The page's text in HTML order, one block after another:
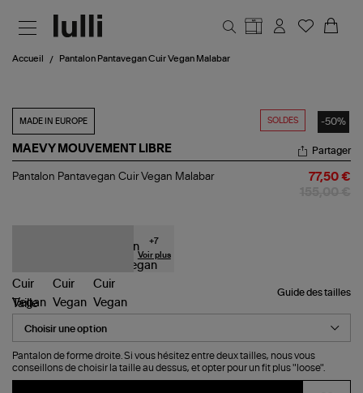
Accueil Pantalon Pantavegan Cuir Vegan Malabar
SOLDES -50%
MADE IN EUROPE
MAEVY MOUVEMENT LIBRE
Pantalon
Partager
Pantalon Pantavegan Cuir Vegan Malabar 77,50 €
+7
Voir plus
Guide des tailles
Taille
Pantalon de forme droite. Si vous hésitez entre deux tailles, nous vous
conseillons de choisir la taille au dessus, et opter pour un fit plus "loose".